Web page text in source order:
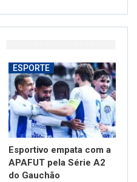
ESPORTE
Esportivo empata com a
APAFUT pela Série A2
do Gauchão